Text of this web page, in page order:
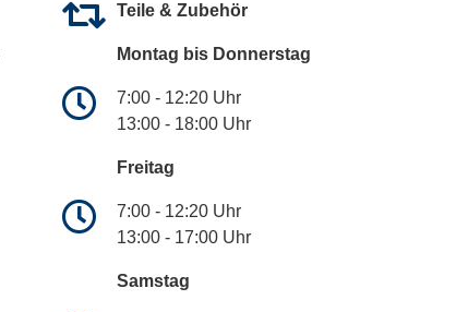
Teile & Zubehör
Montag bis Donnerstag
7:00 - 12:20 Uhr
13:00 - 18:00 Uhr
Freitag
7:00 - 12:20 Uhr
13:00 - 17:00 Uhr
Samstag